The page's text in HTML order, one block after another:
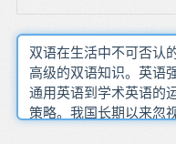
双语在生活中不可否认
高级的双语知识。英语
通用英语到学术英语的
策略。我国长期以来忽